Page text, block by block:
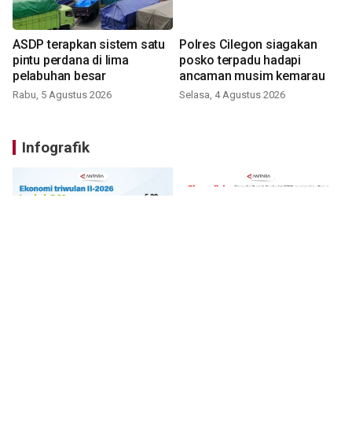
ASDP terapkan sistem satu
pintu perdana di lima
pelabuhan besar
Rabu, 5 Agustus 2026
Polres Cilegon siagakan
posko terpadu hadapi
ancaman musim kemarau
Selasa, 4 Agustus 2026
Infografik